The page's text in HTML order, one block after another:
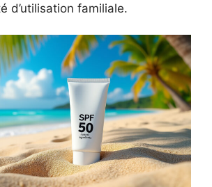
d’utilisation familiale.